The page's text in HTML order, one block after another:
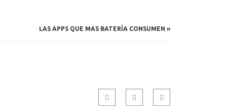
LAS APPS QUE MAS BATERÍA CONSUMEN »